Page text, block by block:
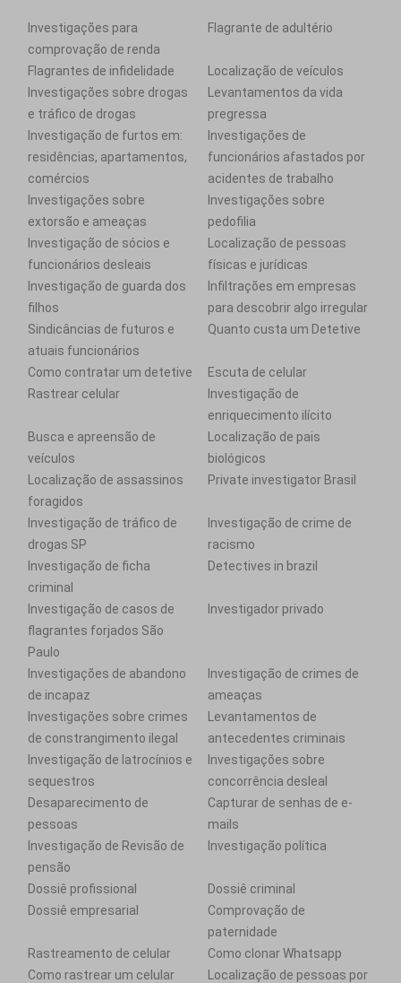
Investigações para
comprovação de renda
Flagrante de adultério
Flagrantes de infidelidade
Localização de veículos
Investigações sobre drogas
e tráfico de drogas
Levantamentos da vida
pregressa
Investigação de furtos em:
residências, apartamentos,
comércios
Investigações de
funcionários afastados por
acidentes de trabalho
Investigações sobre
extorsão e ameaças
Investigações sobre
pedofilia
Investigação de sócios e
funcionários desleais
Localização de pessoas
físicas e jurídicas
Investigação de guarda dos
filhos
Infiltrações em empresas
para descobrir algo irregular
Sindicâncias de futuros e
atuais funcionários
Quanto custa um Detetive
Como contratar um detetive
Escuta de celular
Rastrear celular
Investigação de
enriquecimento ilícito
Busca e apreensão de
veículos
Localização de pais
biológicos
Localização de assassinos
foragidos
Private investigator Brasil
Investigação de tráfico de
drogas SP
Investigação de crime de
racismo
Investigação de ficha
criminal
Detectives in brazil
Investigação de casos de
flagrantes forjados São
Paulo
Investigador privado
Investigações de abandono
de incapaz
Investigação de crimes de
ameaças
Investigações sobre crimes
de constrangimento ilegal
Levantamentos de
antecedentes criminais
Investigação de latrocínios e
sequestros
Investigações sobre
concorrência desleal
Desaparecimento de
pessoas
Capturar de senhas de e-
mails
Investigação de Revisão de
pensão
Investigação política
Dossiê profissional
Dossiê criminal
Dossiê empresarial
Comprovação de
paternidade
Rastreamento de celular
Como clonar Whatsapp
Como rastrear um celular
Localização de pessoas por